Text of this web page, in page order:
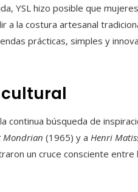
YSL hizo posible que
a la costura artesanal
prácticas, simples y
continua búsqueda de
Mondrian (1965) y a Henri
un cruce consciente entre